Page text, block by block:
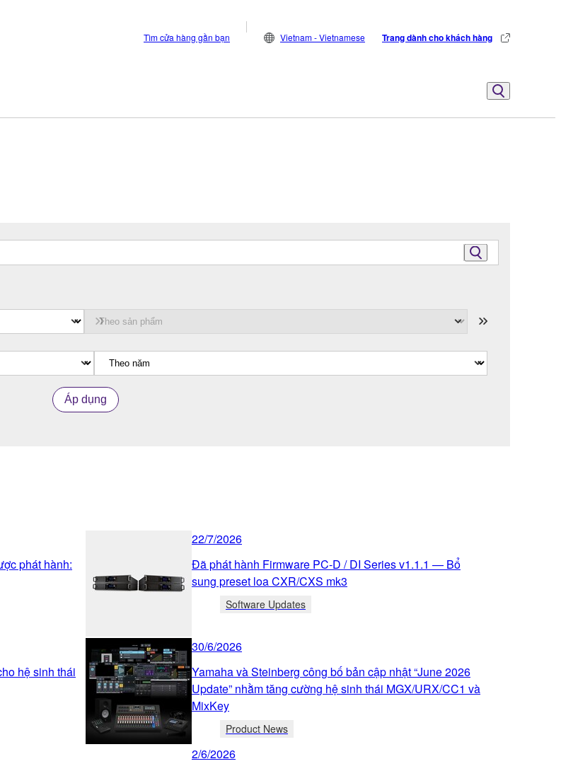
Tìm cửa hàng gần bạn Vietnam - Vietnamese Trang dành cho khách hàng
Áp dụng
phát hành:
22/7/2026
Đã phát hành Firmware PC-D / DI Series v1.1.1 — Bổ
sung preset loa CXR/CXS mk3
Software Updates
hệ sinh thái
30/6/2026
Yamaha và Steinberg công bố bản cập nhật “June 2026
Update” nhằm tăng cường hệ sinh thái MGX/URX/CC1 và
MixKey
Product News
2/6/2026